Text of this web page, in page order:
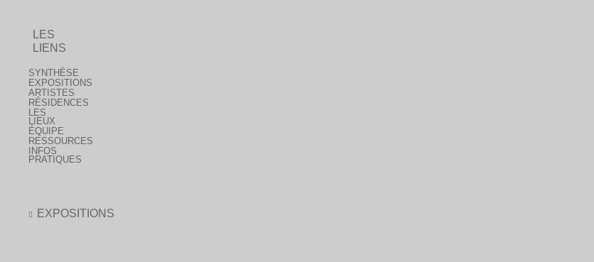
LES
LIENS
SYNTHÈSE
EXPOSITIONS
ARTISTES
RÉSIDENCES
LES
LIEUX
ÉQUIPE
RESSOURCES
INFOS
PRATIQUES
EXPOSITIONS